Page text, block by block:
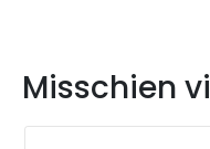
Misschien